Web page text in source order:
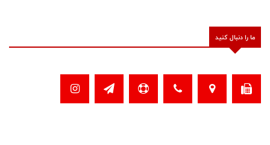
ما را دنبال کنید